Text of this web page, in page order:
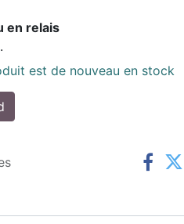
en relais
est de nouveau en stock